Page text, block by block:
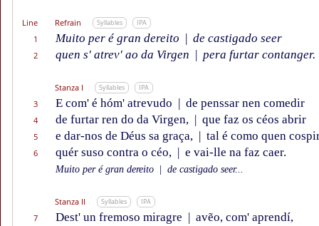
Line Refrain Syllables IPA
1 Muito per é gran dereito | de castigado seer
2 quen s' atrev' ao da Virgen | pera furtar contanger.
Stanza I Syllables IPA
3 E com' é hóm' atrevudo | de penssar nen comedir
4 de furtar ren do da Virgen, | que faz os céos abrir
5 e dar-nos de Déus sa graça, | tal é como quen
6 quér suso contra o céo, | e vai-lle na faz caer.
Muito per é gran dereito de castigado seer...
Stanza II Syllables IPA
7 Dest' un fremoso miragre | avẽo, com' aprendí,